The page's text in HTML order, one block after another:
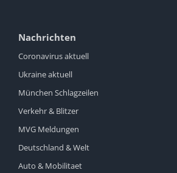
Nachrichten
Coronavirus aktuell
Ukraine aktuell
München Schlagzeilen
Verkehr & Blitzer
MVG Meldungen
Deutschland & Welt
Auto & Mobilitaet